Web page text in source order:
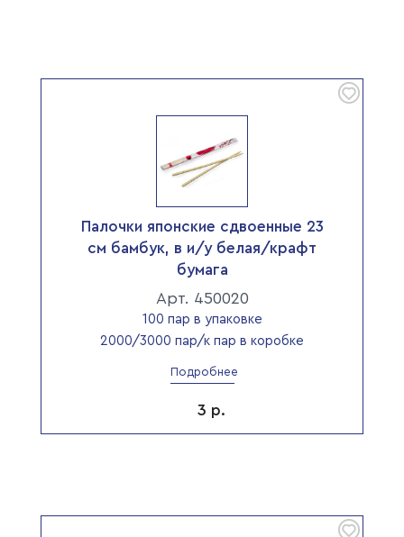
Палочки японские сдвоенные 23
см бамбук, в и/у белая/крафт
бумага
Арт. 450020
100 пар в упаковке
2000/3000 пар/к пар в коробке
Подробнее
3 р.